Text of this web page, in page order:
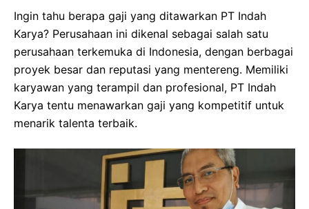
Ingin tahu berapa gaji yang ditawarkan PT Indah
Karya? Perusahaan ini dikenal sebagai salah satu
perusahaan terkemuka di Indonesia, dengan berbagai
proyek besar dan reputasi yang mentereng. Memiliki
karyawan yang terampil dan profesional, PT Indah
Karya tentu menawarkan gaji yang kompetitif untuk
menarik talenta terbaik.